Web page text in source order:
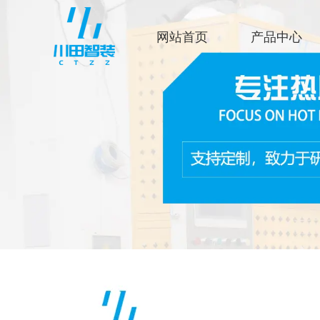
网站首页 产品中心